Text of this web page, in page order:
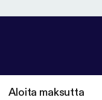
Aloita maksutta